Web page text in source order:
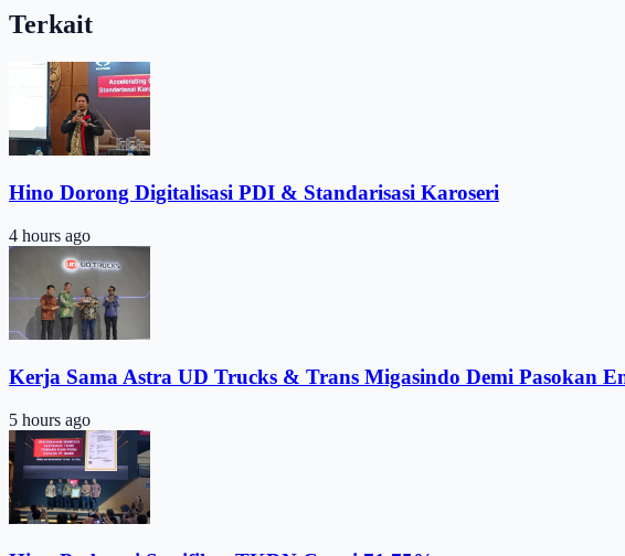
Terkait
Hino Dorong Digitalisasi PDI & Standarisasi Karoseri
4 hours ago
Kerja Sama Astra UD Trucks & Trans Migasindo Demi Pasokan
5 hours ago